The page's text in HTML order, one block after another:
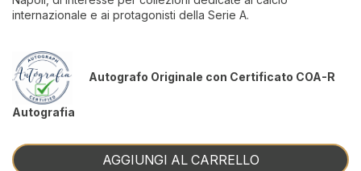
internazionale e ai protagonisti della Serie A.
Autografo Originale con Certificato COA-R
Autografia
AGGIUNGI AL CARRELLO